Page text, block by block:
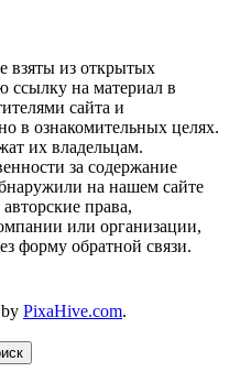
взяты из открытых
на материал в
сайта и
в ознакомительных целях.
их владельцам.
за содержание
на нашем сайте
права,
или организации,
форму обратной связи.
PixaHive.com.